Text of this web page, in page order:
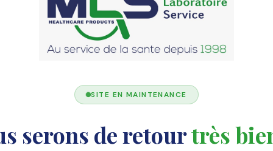
SITE EN MAINTENANCE
serons de retourtrès